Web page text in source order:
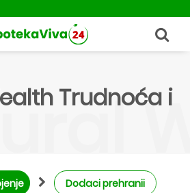
Trudnoća i
Dodaci prehranii